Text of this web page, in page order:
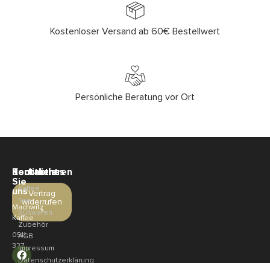
Kostenloser Versand ab 60€ Bestellwert
Persönliche Beratung vor Ort
Sortiment
Kaffee
Tee
Süßwaren
Zubehör
Rechtliches
AGB
Impressum
Datenschutzerklärung
Vertrag
widerrufen
»
Kontaktieren
Sie
uns
Machwitz
Kaffee
0511
327
321